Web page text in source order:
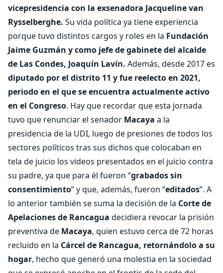
vicepresidencia con la exsenadora Jacqueline van
Rysselberghe. Su vida política ya tiene experiencia
porque tuvo distintos cargos y roles en la Fundación
Jaime Guzmán y como jefe de gabinete del alcalde
de Las Condes, Joaquín Lavín. Además, desde 2017 es
diputado por el distrito 11 y fue reelecto en 2021,
periodo en el que se encuentra actualmente activo
en el Congreso. Hay que recordar que esta jornada
tuvo que renunciar el senador Macaya a la
presidencia de la UDI, luego de presiones de todos los
sectores políticos tras sus dichos que colocaban en
tela de juicio los videos presentados en el juicio contra
su padre, ya que para él fueron “grabados sin
consentimiento” y que, además, fueron “editados”. A
lo anterior también se suma la decisión de la Corte de
Apelaciones de Rancagua decidiera revocar la prisión
preventiva de Macaya, quien estuvo cerca de 72 horas
recluido en la Cárcel de Rancagua, retornándolo a su
hogar, hecho que generó una molestia en la sociedad